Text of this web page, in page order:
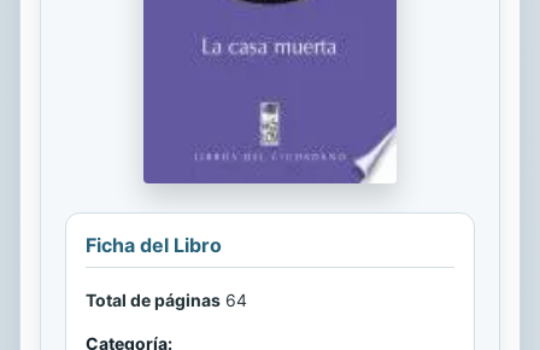
Ficha del Libro
Total de páginas 64
Categoría: